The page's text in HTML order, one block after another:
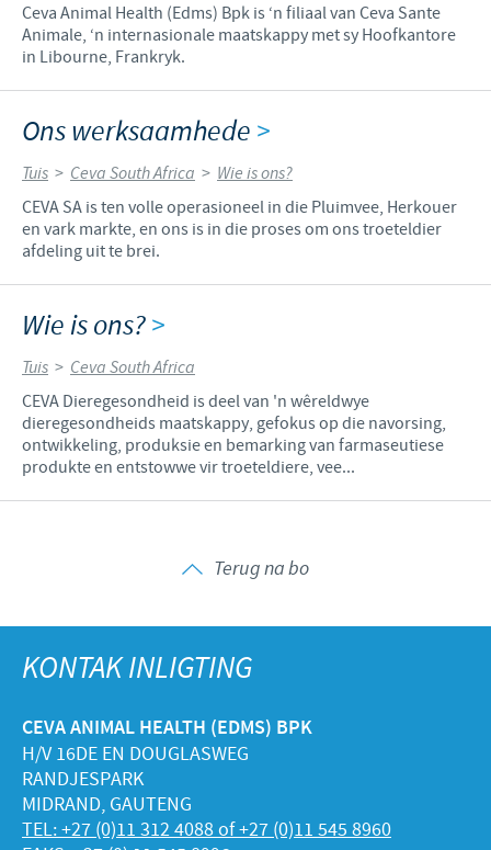
Ceva Animal Health (Edms) Bpk is ‘n filiaal van Ceva Sante
Animale, ‘n internasionale maatskappy met sy Hoofkantore
in Libourne, Frankryk.
Ons werksaamhede >
Tuis > Ceva South Africa > Wie is ons?
CEVA SA is ten volle operasioneel in die Pluimvee, Herkouer
en vark markte, en ons is in die proses om ons troeteldier
afdeling uit te brei.
Wie is ons?>
Tuis > Ceva South Africa
CEVA Dieregesondheid is deel van 'n wêreldwye
dieregesondheids maatskappy, gefokus op die navorsing,
ontwikkeling, produksie en bemarking van farmaseutiese
produkte en entstowwe vir troeteldiere, vee...
Terug na bo
KONTAK INLIGTING
CEVA ANIMAL HEALTH (EDMS) BPK
H/V 16DE EN DOUGLASWEG
RANDJESPARK
MIDRAND, GAUTENG
TEL: +27 (0)11 312 4088 of +27 (0)11 545 8960